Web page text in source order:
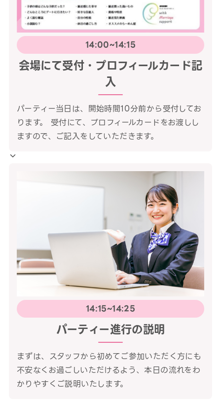
14:00~14:15
会場にて受付・プロフィールカード記
入
パーティー当日は、開始時間10分前から受付してお
ります。 受付にて、プロフィールカードをお渡しし
ますので、ご記入をしていただきます。
14:15~14:25
パーティー進行の説明
まずは、スタッフから初めてご参加いただく方にも
不安なくお過ごしいただけるよう、本日の流れをわ
かりやすくご説明いたします。